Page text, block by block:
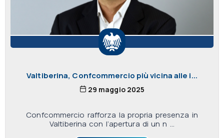
Valtiberina, Confcommercio più vicina alle i...
29 maggio 2025
Confcommercio rafforza la propria presenza in
Valtiberina con l’apertura di un n ...